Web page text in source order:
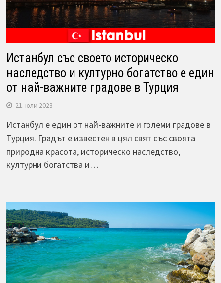
Истанбул със своето историческо
наследство и културно богатство е един
от най-важните градове в Турция
21. юли 2023
Истанбул е един от най-важните и големи градове в
Турция. Градът е известен в цял свят със своята
природна красота, историческо наследство,
културни богатства и…